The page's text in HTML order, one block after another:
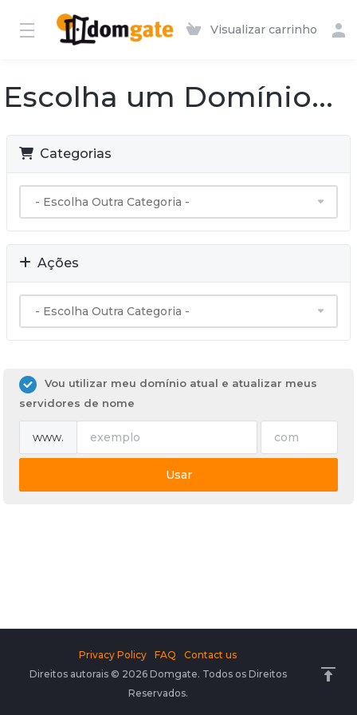
Visualizar carrinho
Escolha um Domínio...
Categorias
Ações
Vou utilizar meu domínio atual e atualizar meus
servidores de nome
www.
Usar
Direitos autorais © 2026 Domgate. Todos os Direitos
Reservados.
Privacy Policy FAQ Contact us